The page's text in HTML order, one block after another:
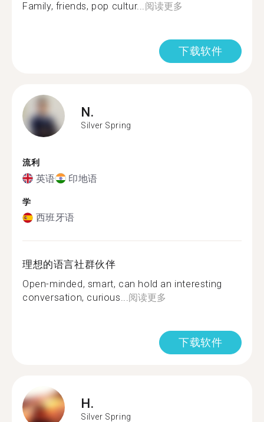
Family, friends, pop cultur...阅读更多
下载软件
N.
Silver Spring
流利
英语 印地语
学
西班牙语
理想的语言社群伙伴
Open-minded, smart, can hold an interesting
conversation, curious...阅读更多
下载软件
H.
Silver Spring